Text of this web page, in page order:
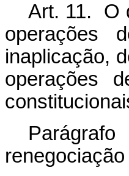
Art. 11. O
operações
inaplicação,
operações